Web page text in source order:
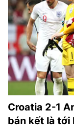
Croatia 2-1
bán kết là tới